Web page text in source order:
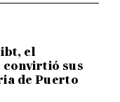
el
convirtió sus
de Puerto